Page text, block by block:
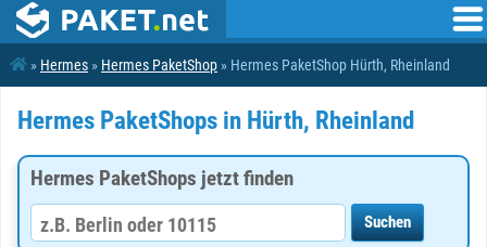
» Hermes » Hermes PaketShop » Hermes PaketShop Hürth, Rheinland
Hermes PaketShops in Hürth, Rheinland
Hermes PaketShops jetzt finden